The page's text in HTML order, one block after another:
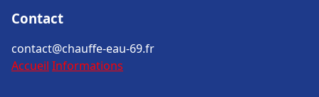
Contact
contact@chauffe-eau-69.fr
Accueil Informations